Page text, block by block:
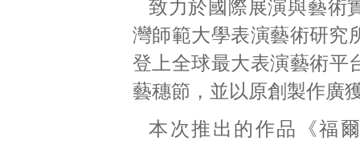
致力於國際展演與藝術
灣師範大學表演藝術研究
登上全球最大表演藝術
藝穗節，並以原創製作廣
本次推出的作品《福